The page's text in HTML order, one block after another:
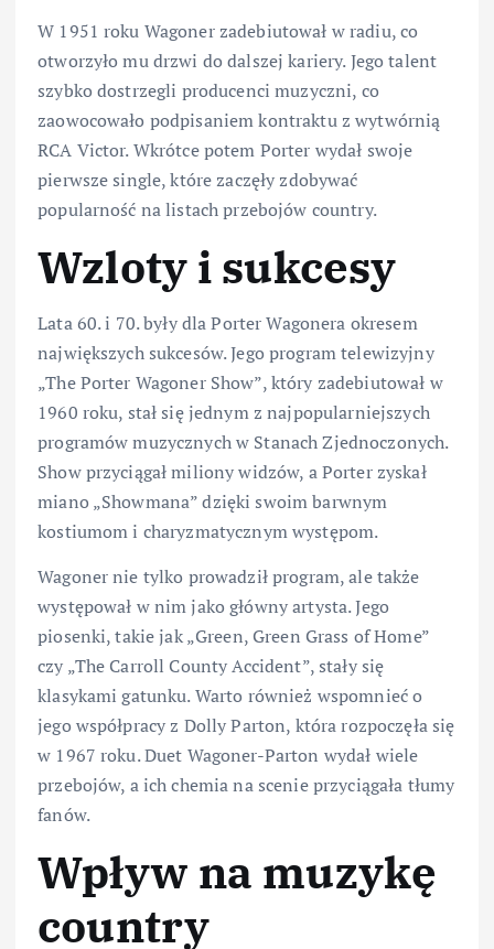
W 1951 roku Wagoner zadebiutował w radiu, co
otworzyło mu drzwi do dalszej kariery. Jego talent
szybko dostrzegli producenci muzyczni, co
zaowocowało podpisaniem kontraktu z wytwórnią
RCA Victor. Wkrótce potem Porter wydał swoje
pierwsze single, które zaczęły zdobywać
popularność na listach przebojów country.
Wzloty i sukcesy
Lata 60. i 70. były dla Porter Wagonera okresem
największych sukcesów. Jego program telewizyjny
„The Porter Wagoner Show”, który zadebiutował w
1960 roku, stał się jednym z najpopularniejszych
programów muzycznych w Stanach Zjednoczonych.
Show przyciągał miliony widzów, a Porter zyskał
miano „Showmana” dzięki swoim barwnym
kostiumom i charyzmatycznym występom.
Wagoner nie tylko prowadził program, ale także
występował w nim jako główny artysta. Jego
piosenki, takie jak „Green, Green Grass of Home”
czy „The Carroll County Accident”, stały się
klasykami gatunku. Warto również wspomnieć o
jego współpracy z Dolly Parton, która rozpoczęła się
w 1967 roku. Duet Wagoner-Parton wydał wiele
przebojów, a ich chemia na scenie przyciągała tłumy
fanów.
Wpływ na muzykę
country